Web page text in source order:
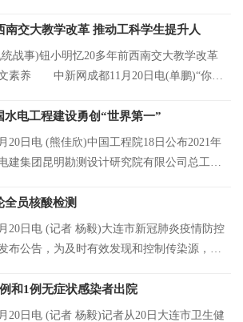
南交大教学改革 推动工科学生提升人
事)钮小明忆20多年前西南交大教学改革
素养 中新网成都11月20日电(单鹏)“你们
水电工程建设勇创“世界第一”
日电 (熊佳欣)中国工程院18日公布2021年
建集团昆明勘测设计研究院有限公司总工程
员核酸检测
日电 (记者 杨毅)大连市新冠肺炎疫情防控
布公告，为及时有效发现和控制传染源，结
和1例无症状感染者出院
日电 (记者 杨毅)记者从20日大连市卫生健